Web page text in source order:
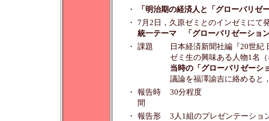
・
「明治期の経済人と「グローバリゼ
・ 7月2日，久原ゼミとのインゼミにて
統一テーマ 「グローバリゼーショ
・ 課題
日本経済新聞社編『20世紀
ゼミ生の興味ある人物1名
当時の「グローバリゼーシ
議論を福澤諭吉に絡めると
・ 報告時
間
30分程度
・ 報告形
3人1組のプレゼンテーショ